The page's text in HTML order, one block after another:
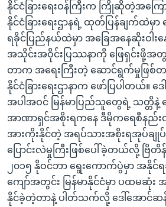
နိုင်ငံခြားရေးဝန်ကြီးက ကြိုဆိုတဲ့အကြ
နိုင်ငံခြားရေးဌာနရဲ့ ထုတ်ပြန်ချက်ထဲမှာ
ရခိုင်ပြည်နယ်ထဲမှာ အခြေအနေဆိုးဝါး
အသိုင်းအဝိုင်းပြဿနာကို ဖြေရှင်းဖို့အ
တာက အရေးကြီးတဲ့ ဆောင်ရွက်မှုဖြစ်
နိုင်ငံခြားရေးဌာနာက ဖော်ပြပါတယ်။
အပါအဝင် မြန်မာပြည်သူတွေရဲ့ သတ္တိနဲ့
အာဏာရှင်အစိုးရကနေ ဒီမိုကရေစီနည်
အားကိုးနိုင်တဲ့ အရပ်သားအစိုးရအုပ်ချု
ပြောင်းလဲမှုကြီးဖြစ်ပေါ်ခဲ့တယ်လို့ ဗြိတိ
၂၀၁၅ နိုဝင်ဘာ ရွေးကောက်ပွဲမှာ အနိုင်ရ
ကျော်အတွင်း မြန်မာနိုင်ငံမှာ ပထမဆုံး
နိုင်ခဲ့တဲ့တာနဲ့ ပါတ်သက်လို့ ဒေါ်အောင်ဆ